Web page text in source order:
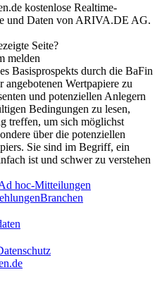
kostenlose Realtime-
und Daten von ARIVA.DE AG.
Seite?
melden
Basisprospekts durch die BaFin
Wertpapiere zu
und potenziellen Anlegern
Bedingungen zu lesen,
treffen, um sich möglichst
über die potenziellen
Sie sind im Begriff, ein
ist und schwer zu verstehen
hoc-Mitteilungen
Branchen